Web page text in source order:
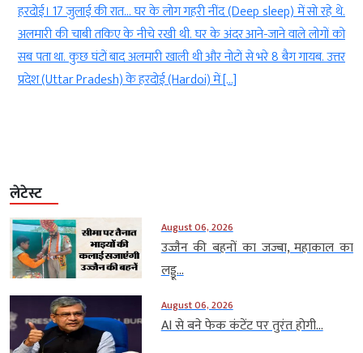
हरदोई। 17 जुलाई की रात… घर के लोग गहरी नींद (Deep sleep) में सो रहे थे.
अलमारी की चाबी तकिए के नीचे रखी थी. घर के अंदर आने-जाने वाले लोगों को
सब पता था. कुछ घंटों बाद अलमारी खाली थी और नोटों से भरे 8 बैग गायब. उत्तर
प्रदेश (Uttar Pradesh) के हरदोई (Hardoi) में […]
लेटेस्ट
August 06, 2026
उज्जैन की बहनों का जज्बा, महाकाल का
लड्डू...
August 06, 2026
AI से बने फेक कंटेंट पर तुरंत होगी...